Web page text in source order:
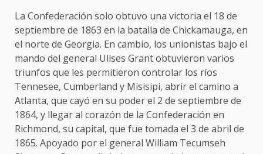
La Confederación solo obtuvo una victoria el 18 de
septiembre de 1863 en la batalla de Chickamauga, en
el norte de Georgia. En cambio, los unionistas bajo el
mando del general Ulises Grant obtuvieron varios
triunfos que les permitieron controlar los ríos
Tennesee, Cumberland y Misisipi, abrir el camino a
Atlanta, que cayó en su poder el 2 de septiembre de
1864, y llegar al corazón de la Confederación en
Richmond, su capital, que fue tomada el 3 de abril de
1865. Apoyado por el general William Tecumseh